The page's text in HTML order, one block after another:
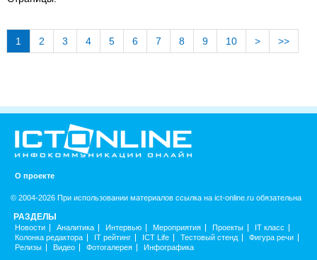
1 2 3 4 5 6 7 8 9 10 > >>
О проекте
© 2004-2026 При использовании материалов ссылка на ict-online.ru обязательна
РАЗДЕЛЫ
Новости Аналитика Интервью Мероприятия Проекты
IT класс
Колонка редактора
IT рейтинг ICT Life Тестовый стенд
Фигура речи
Релизы
Видео Фотогалерея Инфографика